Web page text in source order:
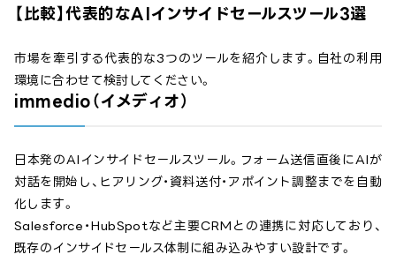
【比較】代表的なAIインサイドセールスツール3選
市場を牽引する代表的な3つのツールを紹介します。自社の利用
環境に合わせて検討してください。
immedio（イメディオ）
日本発のAIインサイドセールスツール。フォーム送信直後にAIが
対話を開始し、ヒアリング・資料送付・アポイント調整までを自動
化します。
Salesforce・HubSpotなど主要CRMとの連携に対応しており、
既存のインサイドセールス体制に組み込みやすい設計です。